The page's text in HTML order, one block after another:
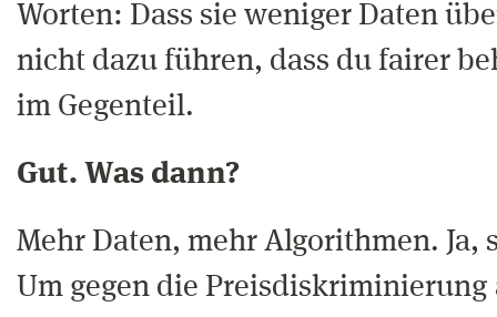
Worten: Dass sie weniger Daten
nicht dazu führen, dass du fairer
im Gegenteil.
Gut. Was dann?
Mehr Daten, mehr Algorithmen. Ja,
Um gegen die Preisdiskriminierung